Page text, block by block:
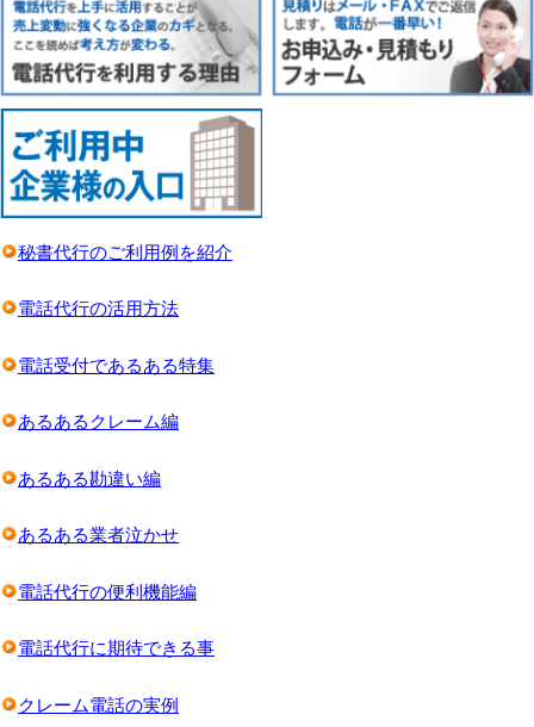
秘書代行のご利用例を紹介
電話代行の活用方法
電話受付であるある特集
あるあるクレーム編
あるある勘違い編
あるある業者泣かせ
電話代行の便利機能編
電話代行に期待できる事
クレーム電話の実例